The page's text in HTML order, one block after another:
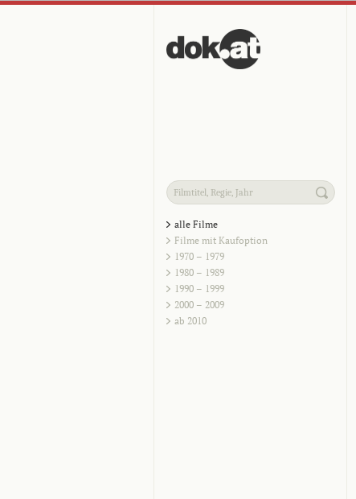
alle Filme
Filme mit Kaufoption
1970 – 1979
1980 – 1989
1990 – 1999
2000 – 2009
ab 2010